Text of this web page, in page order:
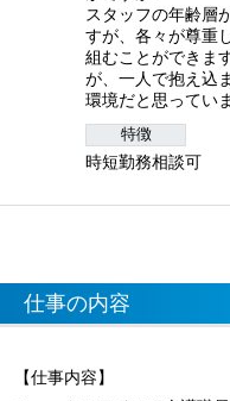
スタッフの年齢層
すが、各々が尊重
組むことができま
が、一人で抱え込
環境だと思ってい
特徴
時短勤務相談可
仕事の内容
【仕事内容】